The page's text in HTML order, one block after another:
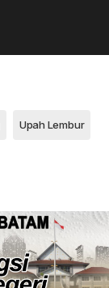
Upah Lembur